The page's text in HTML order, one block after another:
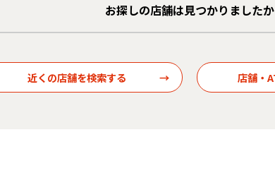
お探しの店舗は見つかりましたか